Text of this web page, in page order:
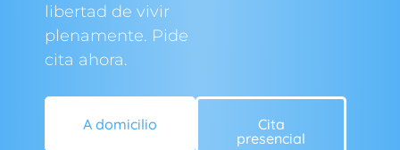
libertad de vivir
plenamente. Pide
cita ahora.
A domicilio
Cita
presencial